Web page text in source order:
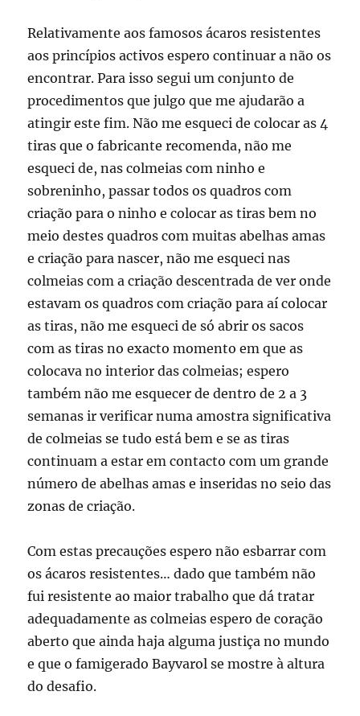
Relativamente aos famosos ácaros resistentes
aos princípios activos espero continuar a não os
encontrar. Para isso segui um conjunto de
procedimentos que julgo que me ajudarão a
atingir este fim. Não me esqueci de colocar as 4
tiras que o fabricante recomenda, não me
esqueci de, nas colmeias com ninho e
sobreninho, passar todos os quadros com
criação para o ninho e colocar as tiras bem no
meio destes quadros com muitas abelhas amas
e criação para nascer, não me esqueci nas
colmeias com a criação descentrada de ver onde
estavam os quadros com criação para aí colocar
as tiras, não me esqueci de só abrir os sacos
com as tiras no exacto momento em que as
colocava no interior das colmeias; espero
também não me esquecer de dentro de 2 a 3
semanas ir verificar numa amostra significativa
de colmeias se tudo está bem e se as tiras
continuam a estar em contacto com um grande
número de abelhas amas e inseridas no seio das
zonas de criação.
Com estas precauções espero não esbarrar com
os ácaros resistentes… dado que também não
fui resistente ao maior trabalho que dá tratar
adequadamente as colmeias espero de coração
aberto que ainda haja alguma justiça no mundo
e que o famigerado Bayvarol se mostre à altura
do desafio.